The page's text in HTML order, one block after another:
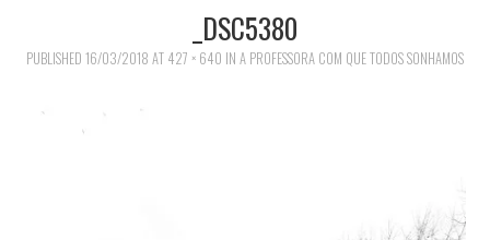
_DSC5380
PUBLISHED 16/03/2018 AT 427 × 640 IN A PROFESSORA COM QUE TODOS SONHAMOS